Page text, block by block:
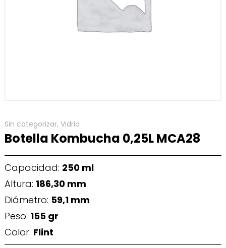
Sin categorizar, Vidrio
Botella Kombucha 0,25L MCA28
Capacidad: 250 ml
Altura: 186,30 mm
Diámetro: 59,1 mm
Peso: 155 gr
Color: Flint